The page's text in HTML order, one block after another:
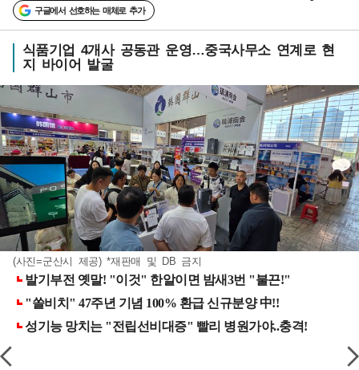
구글에서 선호하는 매체로 추가
식품기업 4개사 공동관 운영…중국사무소 연계로 현
지 바이어 발굴
(사진=군산시 제공) *재판매 및 DB 금지